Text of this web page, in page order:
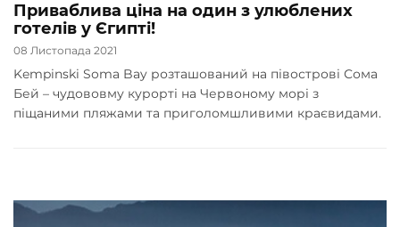
Приваблива ціна на один з улюблених
готелів у Єгипті!
08 Листопада 2021
Kempinski Soma Bay розташований на півострові Сома
Бей – чудововму курорті на Червоному морі з
піщаними пляжами та приголомшливими краєвидами.